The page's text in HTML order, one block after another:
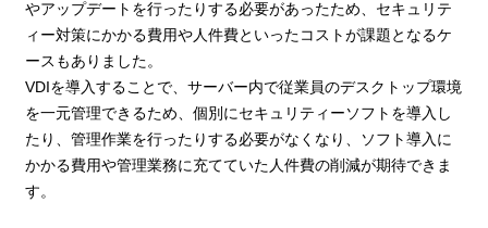
やアップデートを行ったりする必要があったため、セキュリテ
ィー対策にかかる費用や人件費といったコストが課題となるケ
ースもありました。
VDIを導入することで、サーバー内で従業員のデスクトップ環境
を一元管理できるため、個別にセキュリティーソフトを導入し
たり、管理作業を行ったりする必要がなくなり、ソフト導入に
かかる費用や管理業務に充てていた人件費の削減が期待できま
す。